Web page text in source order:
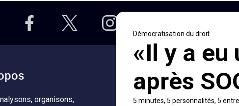
organisons,
Accès rapides
À propos
Notifications et